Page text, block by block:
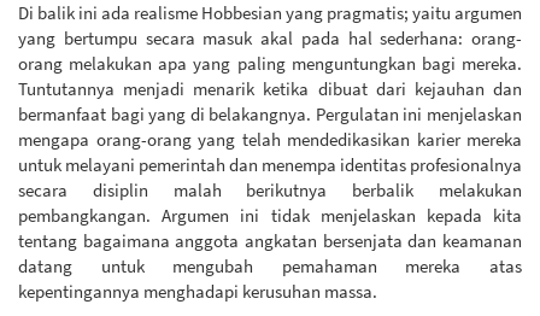
Di balik ini ada realisme Hobbesian yang pragmatis; yaitu argumen
yang bertumpu secara masuk akal pada hal sederhana: orang-
orang melakukan apa yang paling menguntungkan bagi mereka.
Tuntutannya menjadi menarik ketika dibuat dari kejauhan dan
bermanfaat bagi yang di belakangnya. Pergulatan ini menjelaskan
mengapa orang-orang yang telah mendedikasikan karier mereka
untuk melayani pemerintah dan menempa identitas profesionalnya
secara disiplin malah berikutnya berbalik melakukan
pembangkangan. Argumen ini tidak menjelaskan kepada kita
tentang bagaimana anggota angkatan bersenjata dan keamanan
datang untuk mengubah pemahaman mereka atas
kepentingannya menghadapi kerusuhan massa.